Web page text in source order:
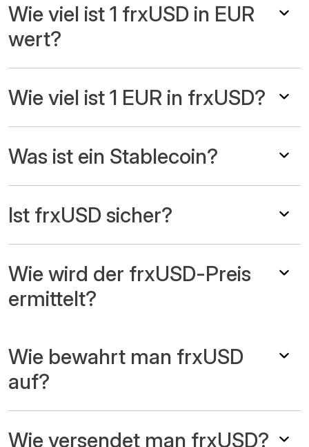
Wie viel ist 1 frxUSD in EUR
wert?
Wie viel ist 1 EUR in frxUSD?
Was ist ein Stablecoin?
Ist frxUSD sicher?
Wie wird der frxUSD-Preis
ermittelt?
Wie bewahrt man frxUSD
auf?
Wie versendet man frxUSD?